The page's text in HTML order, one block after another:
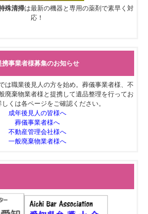
殊清掃は最新の機器と専用の薬剤で素早く対
応！
携事業者様募集のお知らせ
は職業後見人の方を始め。葬儀事業者様、不
廃棄物業者様と提携して遺品整理を行ってお
しくは各ページをご確認ください。
成年後見人の皆様へ
葬儀事業者様へ
不動産管理会社様へ
一般廃棄物業者様へ